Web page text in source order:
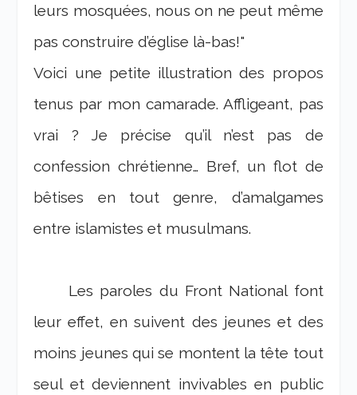
leurs mosquées, nous on ne peut même
pas construire d’église là-bas!"
Voici une petite illustration des propos
tenus par mon camarade. Affligeant, pas
vrai ? Je précise qu’il n’est pas de
confession chrétienne… Bref, un flot de
bêtises en tout genre, d’amalgames
entre islamistes et musulmans.
Les paroles du Front National font
leur effet, en suivent des jeunes et des
moins jeunes qui se montent la tête tout
seul et deviennent invivables en public